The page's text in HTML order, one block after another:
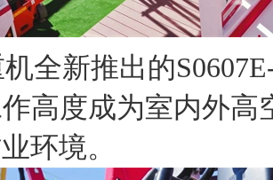
全新推出的
作高度成为室内外
环境。